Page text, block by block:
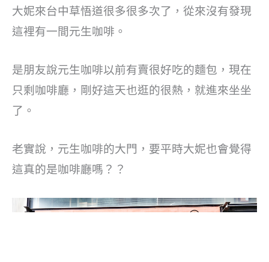
大妮來台中草悟道很多很多次了，從來沒有發現
這裡有一間元生咖啡。
是朋友說元生咖啡以前有賣很好吃的麵包，現在
只剩咖啡廳，剛好這天也逛的很熱，就進來坐坐
了。
老實說，元生咖啡的大門，要平時大妮也會覺得
這真的是咖啡廳嗎？？